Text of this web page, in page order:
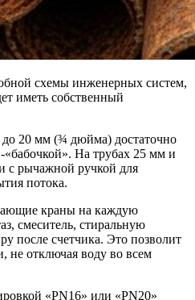
схемы инженерных систем,
иметь собственный
20 мм (¾ дюйма) достаточно
На трубах 25 мм и
с рычажной ручкой для
потока.
краны на каждую
смеситель, стиральную
после счетчика. Это позволит
не отключая воду во всем
«PN16» или «PN20»